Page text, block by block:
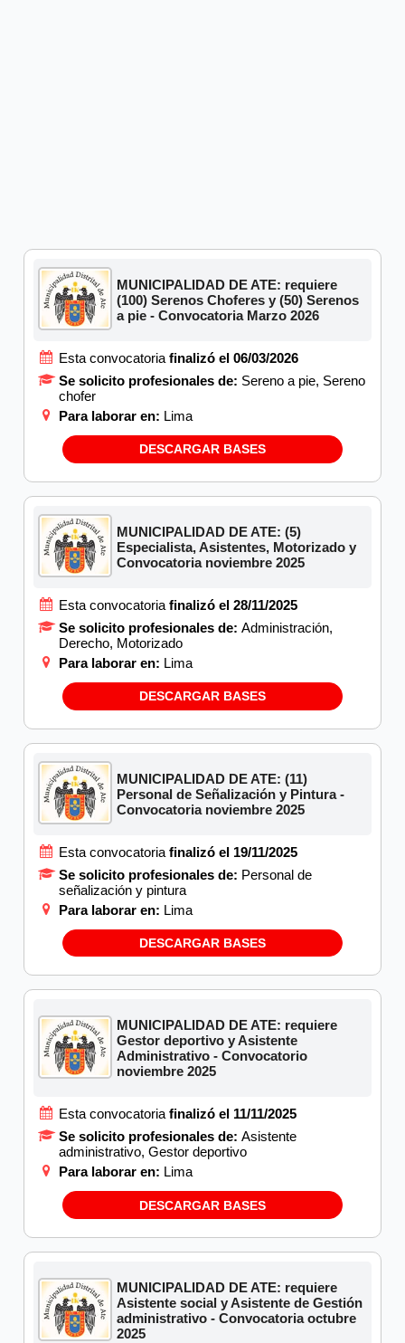
MUNICIPALIDAD DE ATE: requiere
(100) Serenos Choferes y (50) Serenos
a pie - Convocatoria Marzo 2026
Esta convocatoria finalizó el 06/03/2026
Se solicito profesionales de: Sereno a pie, Sereno
chofer
Para laborar en: Lima
DESCARGAR BASES
MUNICIPALIDAD DE ATE: (5)
Especialista, Asistentes, Motorizado y
Convocatoria noviembre 2025
Esta convocatoria finalizó el 28/11/2025
Se solicito profesionales de: Administración,
Derecho, Motorizado
Para laborar en: Lima
DESCARGAR BASES
MUNICIPALIDAD DE ATE: (11)
Personal de Señalización y Pintura -
Convocatoria noviembre 2025
Esta convocatoria finalizó el 19/11/2025
Se solicito profesionales de: Personal de
señalización y pintura
Para laborar en: Lima
DESCARGAR BASES
MUNICIPALIDAD DE ATE: requiere
Gestor deportivo y Asistente
Administrativo - Convocatorio
noviembre 2025
Esta convocatoria finalizó el 11/11/2025
Se solicito profesionales de: Asistente
administrativo, Gestor deportivo
Para laborar en: Lima
DESCARGAR BASES
MUNICIPALIDAD DE ATE: requiere
Asistente social y Asistente de Gestión
administrativo - Convocatoria octubre
2025